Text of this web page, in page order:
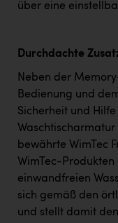
über eine
Durchdachte
Neben der
Bedienung und
Sicherheit und
Waschtischarmatur
bewährte WimTec
WimTec-
einwandfreien
sich gemäß den
und stellt damit